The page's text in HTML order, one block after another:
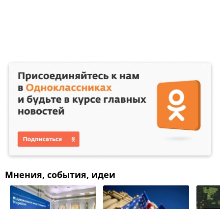
Мнения, события, идеи